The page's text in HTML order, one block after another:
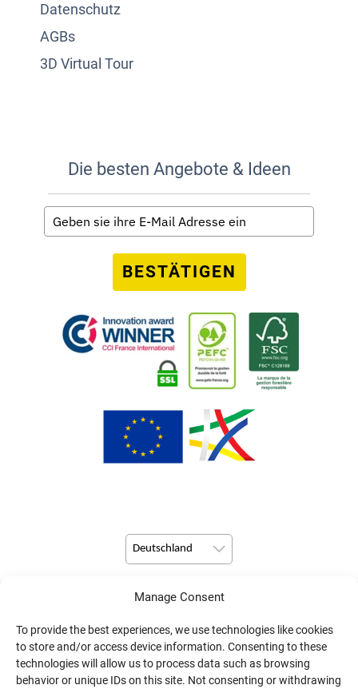
Manage Consent
To provide the best experiences, we use technologies like cookies
to store and/or access device information. Consenting to these
technologies will allow us to process data such as browsing
behavior or unique IDs on this site. Not consenting or withdrawing
Datenschutz
AGBs
3D Virtual Tour
Die besten Angebote & Ideen
BESTÄTIGEN
Deutschland
© Copyright 2026 Pulsio Print alle Rechte vorbehalten.